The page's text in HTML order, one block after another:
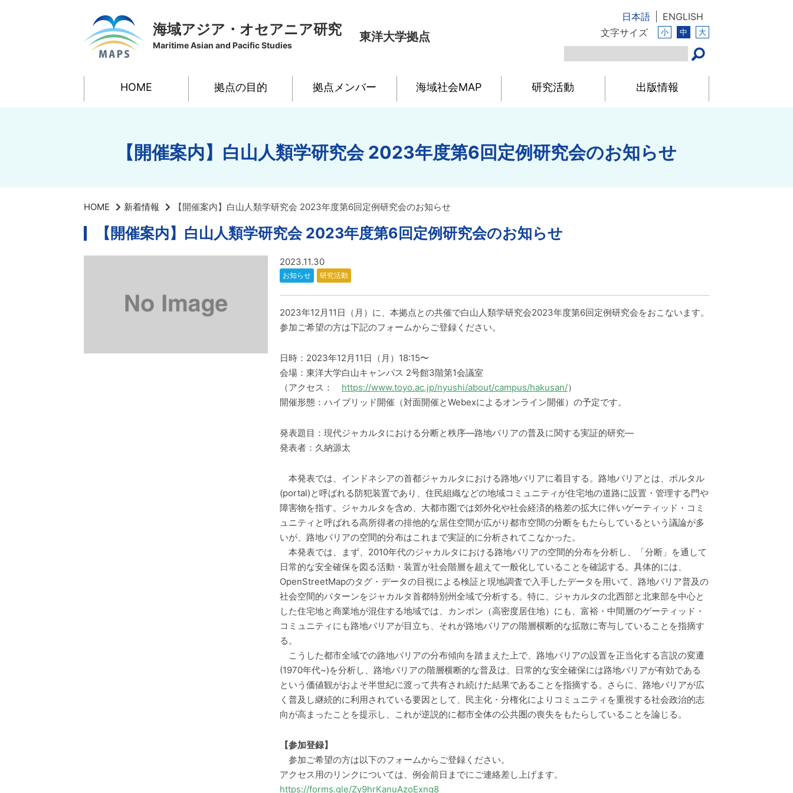
海域アジア・オセアニア研究
Maritime Asian and Pacific Studies
東洋大学拠点
日本語
ENGLISH
文字サイズ
小 中 大
HOME 拠点の目的 拠点メンバー 海域社会MAP 研究活動 出版情報
【開催案内】白山人類学研究会 2023年度第6回定例研究会のお知らせ
HOME 新着情報 【開催案内】白山人類学研究会 2023年度第6回定例研究会のお知らせ
【開催案内】白山人類学研究会 2023年度第6回定例研究会のお知らせ
2023.11.30
お知らせ 研究活動
2023年12月11日（月）に、本拠点との共催で白山人類学研究会2023年度第6回定例研究会をおこないます。
参加ご希望の方は下記のフォームからご登録ください。
日時：2023年12月11日（月）18:15〜
会場：東洋大学白山キャンパス 2号館3階第1会議室
（アクセス： https://www.toyo.ac.jp/nyushi/about/campus/hakusan/）
開催形態：ハイブリッド開催（対面開催とWebexによるオンライン開催）の予定です。
発表題目：現代ジャカルタにおける分断と秩序―路地バリアの普及に関する実証的研究―
発表者：久納源太
本発表では、インドネシアの首都ジャカルタにおける路地バリアに着目する。路地バリアとは、ポルタル
(portal)と呼ばれる防犯装置であり、住民組織などの地域コミュニティが住宅地の道路に設置・管理する門や
障害物を指す。ジャカルタを含め、大都市圏では郊外化や社会経済的格差の拡大に伴いゲーティッド・コミ
ュニティと呼ばれる高所得者の排他的な居住空間が広がり都市空間の分断をもたらしているという議論が多
いが、路地バリアの空間的分布はこれまで実証的に分析されてこなかった。
本発表では、まず、2010年代のジャカルタにおける路地バリアの空間的分布を分析し、「分断」を通して
日常的な安全確保を図る活動・装置が社会階層を超えて一般化していることを確認する。具体的には、
OpenStreetMapのタグ・データの目視による検証と現地調査で入手したデータを用いて、路地バリア普及の
社会空間的パターンをジャカルタ首都特別州全域で分析する。特に、ジャカルタの北西部と北東部を中心と
した住宅地と商業地が混住する地域では、カンポン（高密度居住地）にも、富裕・中間層のゲーティッド・
コミュニティにも路地バリアが目立ち、それが路地バリアの階層横断的な拡散に寄与していることを指摘す
る。
こうした都市全域での路地バリアの分布傾向を踏まえた上で、路地バリアの設置を正当化する言説の変遷
(1970年代~)を分析し、路地バリアの階層横断的な普及は、日常的な安全確保には路地バリアが有効である
という価値観がおよそ半世紀に渡って共有され続けた結果であることを指摘する。さらに、路地バリアが広
く普及し継続的に利用されている要因として、民主化・分権化によりコミュニティを重視する社会政治的志
向が高まったことを提示し、これが逆説的に都市全体の公共圏の喪失をもたらしていることを論じる。
【参加登録】
参加ご希望の方は以下のフォームからご登録ください。
アクセス用のリンクについては、例会前日までにご連絡差し上げます。
https://forms.gle/Zy9hrKanuAzoExng8